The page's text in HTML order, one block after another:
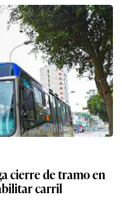
cierre de tramo en
carril